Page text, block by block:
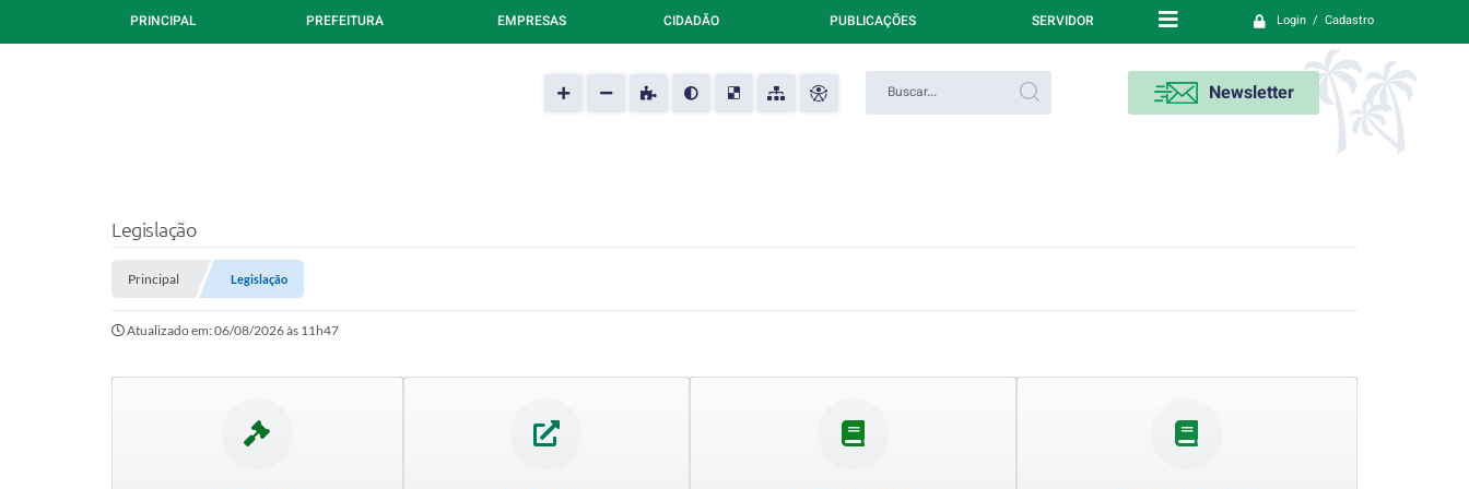
Login / Cadastro
PRINCIPAL PREFEITURA EMPRESAS CIDADÃO PUBLICAÇÕES SERVIDOR
Newsletter
Legislação
Principal Legislação
Atualizado em: 06/08/2026 às 11h47